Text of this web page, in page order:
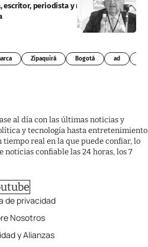
escritor, periodista y referente del
Zipaquirá Bogotá ad
al día con las últimas noticias y
y tecnología hasta entretenimiento
real en la que puede confiar, lo
noticias confiable las 24 horas, los 7
de privacidad
Nosotros
y Alianzas